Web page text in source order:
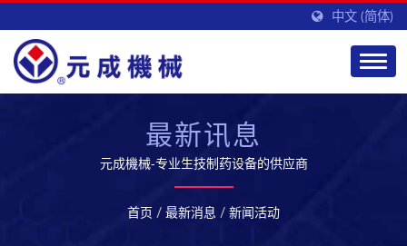
中文 (简体)
最新讯息
元成機械-专业生技制药设备的供应商
首页 / 最新消息 / 新闻活动